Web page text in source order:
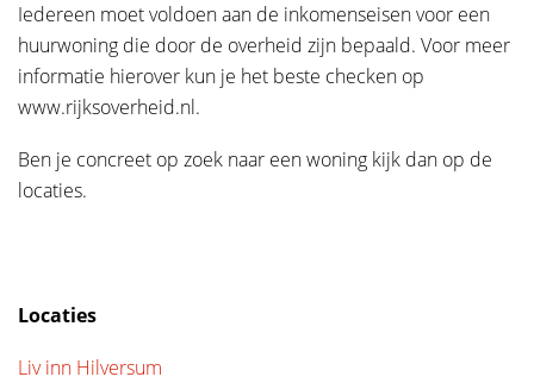
Privacy en nieuwsbrief
privacybeleid
*Verplichte velden
Privacy en nieuwsbrief
*Verplichte velden
Iedereen moet voldoen aan de inkomenseisen voor een
huurwoning die door de overheid zijn bepaald. Voor meer
informatie hierover kun je het beste checken op
www.rijksoverheid.nl.
Ben je concreet op zoek naar een woning kijk dan op de
locaties.
Locaties
Liv inn Hilversum